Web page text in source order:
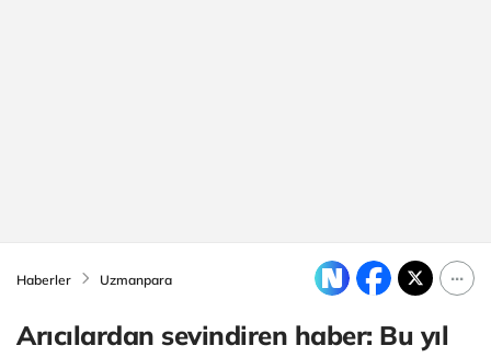
Haberler Uzmanpara
Arıcılardan sevindiren haber: Bu yıl